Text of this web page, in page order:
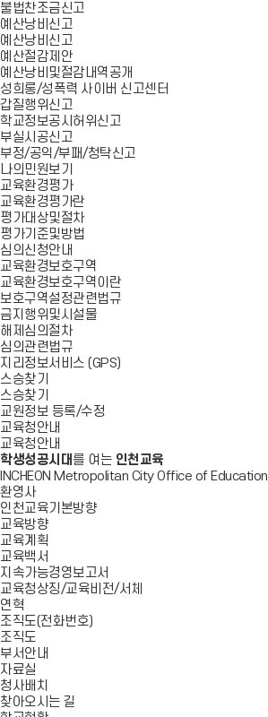
불법찬조금신고
예산낭비신고
예산낭비신고
예산절감제안
예산낭비및절감내역공개
성희롱/성폭력 사이버 신고센터
갑질행위신고
학교정보공시허위신고
부실시공신고
부정/공익/부패/청탁신고
나의민원보기
교육환경평가
교육환경평가란
평가대상및절차
평가기준및방법
심의신청안내
교육환경보호구역
교육환경보호구역이란
보호구역설정관련법규
금지행위및시설물
해제심의절차
심의관련법규
지리정보서비스 (GPS)
스승찾기
스승찾기
교원정보 등록/수정
교육청안내
교육청안내
학생성공시대 를 여는 인천교육
INCHEON Metropolitan City Office of Education
환영사
인천교육기본방향
교육방향
교육계획
교육백서
지속가능경영보고서
교육청상징/교육비전/서체
연혁
조직도(전화번호)
조직도
부서안내
자료실
청사배치
찾아오시는 길